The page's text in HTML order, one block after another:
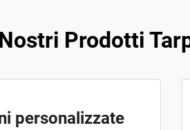
Prodotti
personalizzate